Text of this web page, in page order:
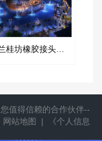
您值得信赖的合作伙伴--
网站地图 |
《个人信息